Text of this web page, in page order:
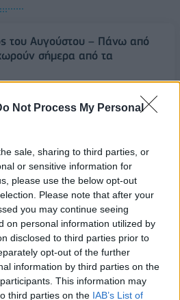
Not Process My Personal
sale, sharing to third parties, or
or sensitive information for
please use the below opt-out
Please note that after your
you may continue seeing
on personal information utilized by
disclosed to third parties prior to
opt-out of the further
information by third parties on the
This information may
third parties on the IAB’s List of
του Αυγούστου – Πάνω από
σήμερα από τα
ημέρα μετά τις πυρκαγιές
τον Τουρισμό: Οι νέοι
νησιά και προορισμούς υπό
Ο “χάρτης” των πληρωμών
ΔΥΠΑ έως τις 14 Αυγούστου